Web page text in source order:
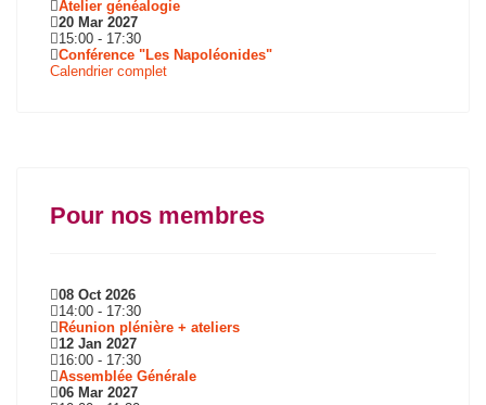
Atelier généalogie
20 Mar 2027
15:00 - 17:30
Conférence "Les Napoléonides"
Calendrier complet
Pour nos membres
08 Oct 2026
14:00 - 17:30
Réunion plénière + ateliers
12 Jan 2027
16:00 - 17:30
Assemblée Générale
06 Mar 2027